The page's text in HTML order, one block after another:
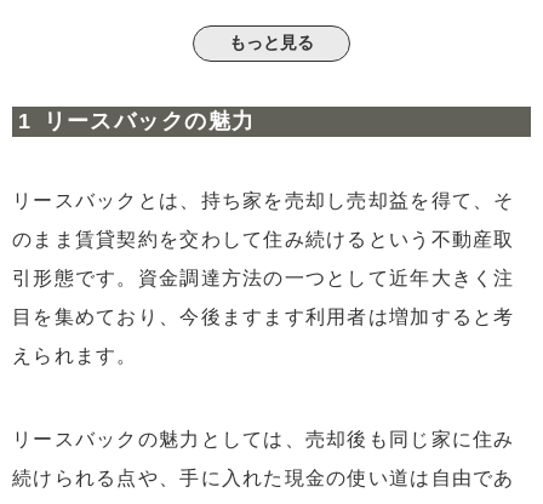
古い家を高く売るためには・・！
3.2複数の業者に見積もりを出す
リースバック後の家賃を抑えるためには・・？
4.1一括査定を受け、複数の業者に頼る
4.2各リースバック業者のサービス内容を把握してお
く
4.3必要資金を把握する
もっと見る
リースバックの魅力
リースバックとは、持ち家を売却し売却益を得て、そ
のまま賃貸契約を交わして住み続けるという不動産取
引形態です。資金調達方法の一つとして近年大きく注
目を集めており、今後ますます利用者は増加すると考
えられます。
リースバックの魅力としては、売却後も同じ家に住み
続けられる点や、手に入れた現金の使い道は自由であ